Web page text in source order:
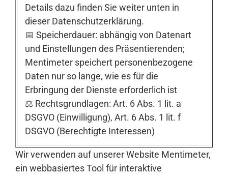
Details dazu finden Sie weiter unten in
dieser Datenschutzerklärung.
📅 Speicherdauer: abhängig von Datenart
und Einstellungen des Präsentierenden;
Mentimeter speichert personenbezogene
Daten nur so lange, wie es für die
Erbringung der Dienste erforderlich ist
⚖️ Rechtsgrundlagen: Art. 6 Abs. 1 lit. a
DSGVO (Einwilligung), Art. 6 Abs. 1 lit. f
DSGVO (Berechtigte Interessen)
Wir verwenden auf unserer Website Mentimeter,
ein webbasiertes Tool für interaktive